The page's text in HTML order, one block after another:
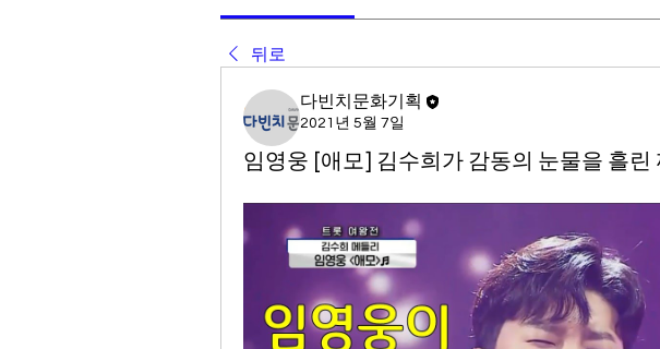
뒤로
다빈치문화기획
2021년 5월 7일
임영웅 [애모] 김수희가 감동의 눈물을 흘린